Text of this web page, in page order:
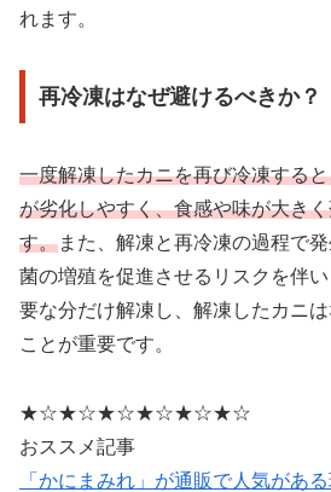
れます。
再冷凍はなぜ避けるべきか？
一度解凍したカニを再び冷凍する
が劣化しやすく、食感や味が大き
す。また、解凍と再冷凍の過程で
菌の増殖を促進させるリスクを伴
要な分だけ解凍し、解凍したカニ
ことが重要です。
★☆★☆★☆★☆★☆★☆
おススメ記事
「かにまみれ」が通販で人気があ